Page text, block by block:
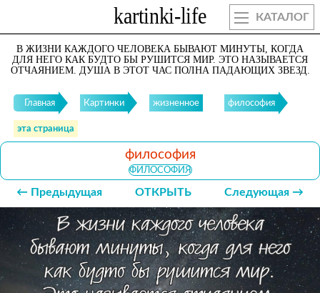
КАТАЛОГ
В ЖИЗНИ КАЖДОГО ЧЕЛОВЕКА БЫВАЮТ МИНУТЫ, КОГДА
ДЛЯ НЕГО КАК БУДТО БЫ РУШИТСЯ МИР. ЭТО НАЗЫВАЕТСЯ
ОТЧАЯНИЕМ. ДУША В ЭТОТ ЧАС ПОЛНА ПАДАЮЩИХ ЗВЕЗД.
Главная Картинки жизненное философия
эта страница
философия
ФИЛОСОФИЯ
← Предыдущая ОТКРЫТЬ Следующая →